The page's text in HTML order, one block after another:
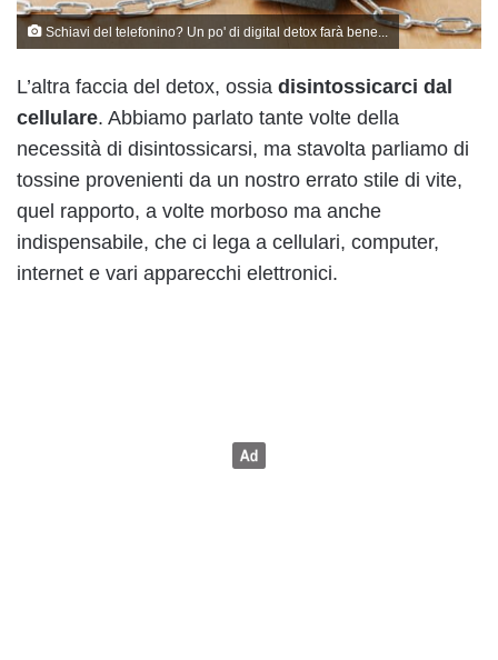
Schiavi del telefonino? Un po' di digital detox farà bene...
L’altra faccia del detox, ossia disintossicarci dal
cellulare. Abbiamo parlato tante volte della
necessità di disintossicarsi, ma stavolta parliamo di
tossine provenienti da un nostro errato stile di vite,
quel rapporto, a volte morboso ma anche
indispensabile, che ci lega a cellulari, computer,
internet e vari apparecchi elettronici.